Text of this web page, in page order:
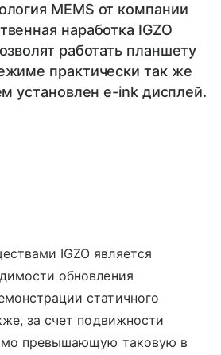
MEMS от компании
наработка IGZO
работать планшету
практически так же
установлен e-ink дисплей.
IGZO является
обновления
статичного
за счет подвижности
превышающую таковую в